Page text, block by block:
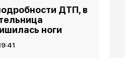
ДТП, в
ноги